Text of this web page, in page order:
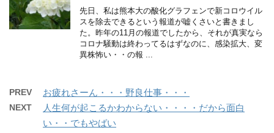
先日、私は熊本大の酸化グラフェンで新コロウイル
スを除去できるという報道が嘘くさいと書きまし
た。昨年の11月の報道でしたから、それが真実なら
コロナ騒動は終わってるはずなのに、感染拡大、変
異株怖い・・の報 ...
PREV お疲れさーん・・・野良仕事・・・
NEXT
人生何が起こるかわからない・・・・だから面白
い・・でもやばい